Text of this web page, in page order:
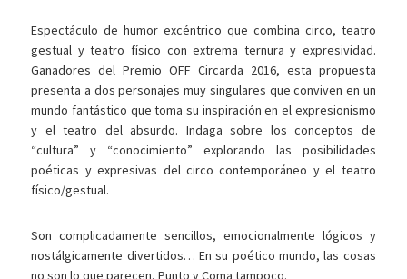
Espectáculo de humor excéntrico que combina circo, teatro
gestual y teatro físico con extrema ternura y expresividad.
Ganadores del Premio OFF Circarda 2016, esta propuesta
presenta a dos personajes muy singulares que conviven en un
mundo fantástico que toma su inspiración en el expresionismo
y el teatro del absurdo. Indaga sobre los conceptos de
“cultura” y “conocimiento” explorando las posibilidades
poéticas y expresivas del circo contemporáneo y el teatro
físico/gestual.
Son complicadamente sencillos, emocionalmente lógicos y
nostálgicamente divertidos… En su poético mundo, las cosas
no son lo que parecen, Punto y Coma tampoco.